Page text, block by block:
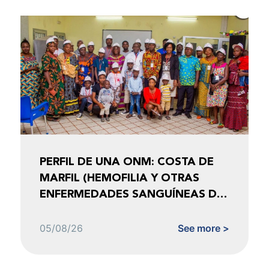
PERFIL DE UNA ONM: COSTA DE
MARFIL (HEMOFILIA Y OTRAS
ENFERMEDADES SANGUÍNEAS DE
05/08/26 See more >